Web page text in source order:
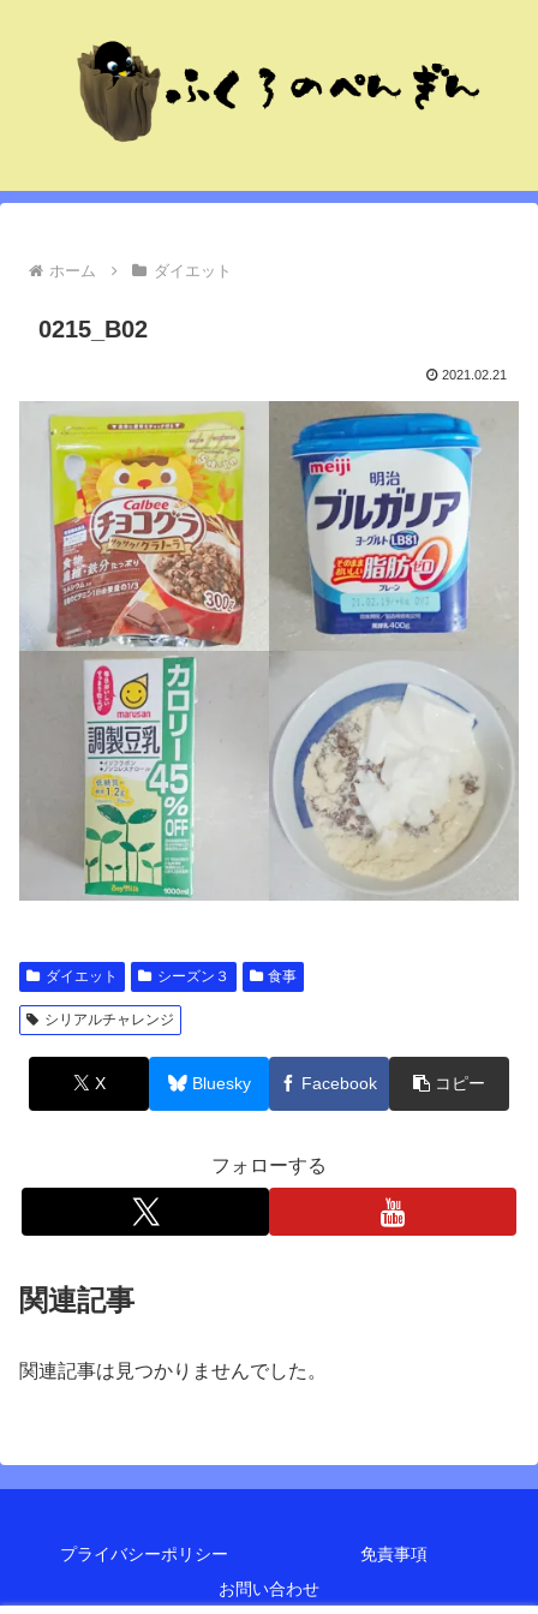
ホーム ダイエット
0215_B02
2021.02.21
ダイエット シーズン３ 食事
シリアルチャレンジ
X Bluesky Facebook コピー
フォローする
関連記事
関連記事は見つかりませんでした。
プライバシーポリシー
免責事項
お問い合わせ